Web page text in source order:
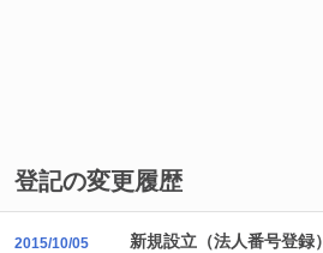
登記の変更履歴
2015/10/05 新規設立（法人番号登録）